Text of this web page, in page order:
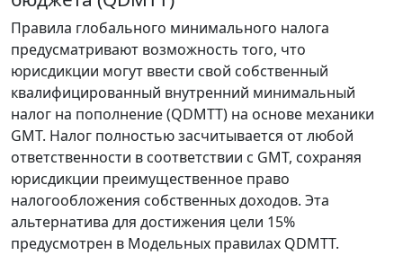
Правила глобального минимального налога
предусматривают возможность того, что
юрисдикции могут ввести свой собственный
квалифицированный внутренний минимальный
налог на пополнение (QDMTT) на основе механики
GMT. Налог полностью засчитывается от любой
ответственности в соответствии с GMT, сохраняя
юрисдикции преимущественное право
налогообложения собственных доходов. Эта
альтернатива для достижения цели 15%
предусмотрен в Модельных правилах QDMTT.